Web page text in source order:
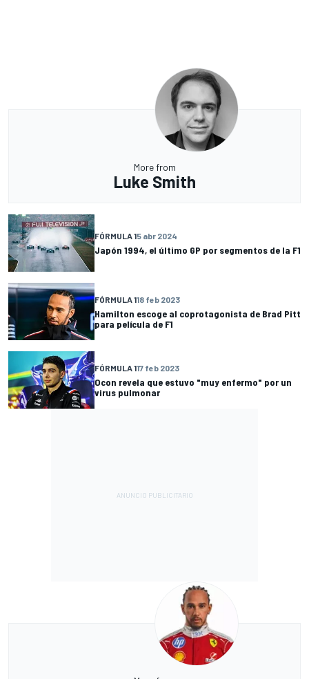
More from
Luke Smith
FÓRMULA 15 abr 2024
Japón 1994, el último GP por segmentos de la F1
FÓRMULA 118 feb 2023
Hamilton escoge al coprotagonista de Brad Pitt
para película de F1
FÓRMULA 117 feb 2023
Ocon revela que estuvo "muy enfermo" por un
virus pulmonar